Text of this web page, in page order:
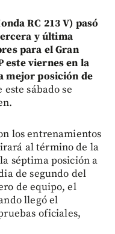
RC 213 V) pasó
y última
para el Gran
este viernes en la
mejor posición de
este sábado se
los entrenamientos
al término de la
séptima posición a
de segundo del
de equipo, el
llegó el
oficiales,